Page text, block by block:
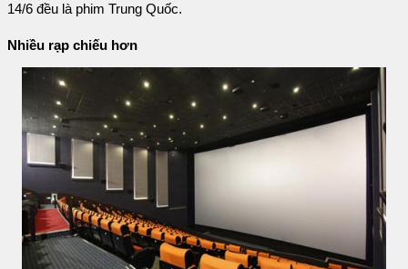
14/6 đều là phim Trung Quốc.
Nhiều rạp chiếu hơn